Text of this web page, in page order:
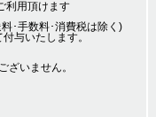
利用頂けます
･手数料･消費税は除く)
与いたします。
ざいません。